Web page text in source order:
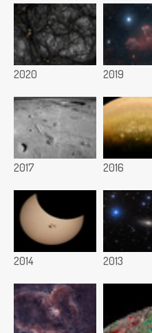
2020 2019
2017 2016
2014 2013